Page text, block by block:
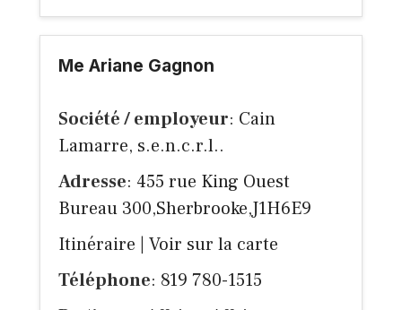
Me Ariane Gagnon
Société / employeur: Cain
Lamarre, s.e.n.c.r.l..
Adresse: 455 rue King Ouest
Bureau 300,Sherbrooke,J1H6E9
Itinéraire
Voir sur la carte
Téléphone: 819 780-1515